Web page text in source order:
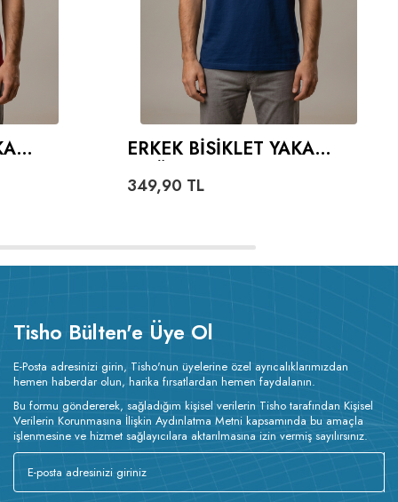
ERKEK BISIKLET YAKA
PAMUK
349,90 TL
Tisho Bülten'e Üye Ol
E-Posta adresinizi girin, Tisho'nun üyelerine özel ayrıcalıklarımızdan
hemen haberdar olun, harika fırsatlardan hemen faydalanın.
Bu formu göndererek, sağladığım kişisel verilerin Tisho tarafından Kişisel
Verilerin Korunmasına İlişkin Aydınlatma Metni kapsamında bu amaçla
işlenmesine ve hizmet sağlayıcılara aktarılmasına izin vermiş sayılırsınız.